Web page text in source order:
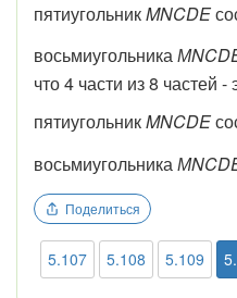
пятиугольникMNCDE
восьмиугольника
что 4 части из 8 частей
пятиугольникMNCDE
восьмиугольника
Поделиться
5.107 5.108 5.109